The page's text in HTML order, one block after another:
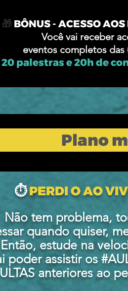
🎁 BÔNUS - ACESSO
Você vai receber
eventos completos das
palestras e 20h de
Plano
⏱PERDI O AO
Não tem problema,
quando quiser,
estude na
poder assistir os
anteriores ao